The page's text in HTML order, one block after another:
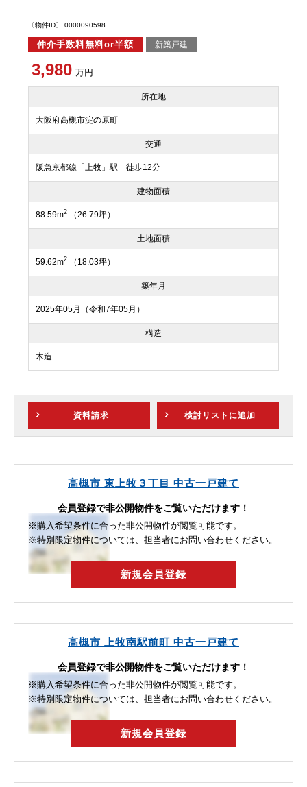
〔物件ID〕 0000090598
仲介手数料無料or半額 新築戸建
3,980 万円
所在地
大阪府高槻市淀の原町
交通
阪急京都線「上牧」駅 徒歩12分
建物面積
88.59m2 （26.79坪）
土地面積
59.62m2 （18.03坪）
築年月
2025年05月（令和7年05月）
構造
木造
資料請求 検討リスト に追加
高槻市 東上牧３丁目 中古一戸建て
会員登録で非公開物件をご覧いただけます！
※購入希望条件に合った非公開物件が閲覧可能です。
※特別限定物件については、担当者にお問い合わせください。
新規会員登録
高槻市 上牧南駅前町 中古一戸建て
会員登録で非公開物件をご覧いただけます！
※購入希望条件に合った非公開物件が閲覧可能です。
※特別限定物件については、担当者にお問い合わせください。
新規会員登録